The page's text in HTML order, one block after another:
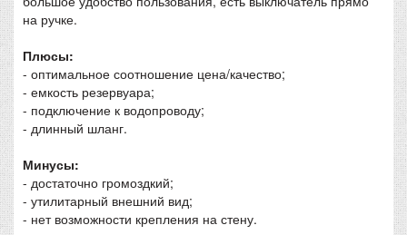
на ручке.
Плюсы:
- оптимальное соотношение цена/качество;
- емкость резервуара;
- подключение к водопроводу;
- длинный шланг.
Минусы:
- достаточно громоздкий;
- утилитарный внешний вид;
- нет возможности крепления на стену.